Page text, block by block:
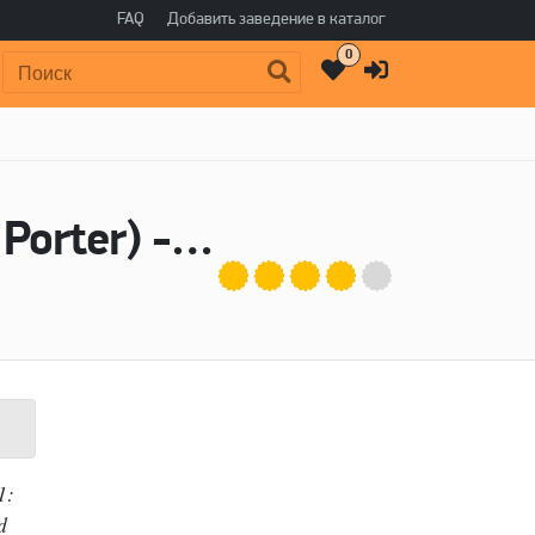
FAQ Добавить заведение в каталог
Поиск: 0
Пиво eXile X-1 (Imperial Chocolate Rye Porter) - DuClaw Brewing Company